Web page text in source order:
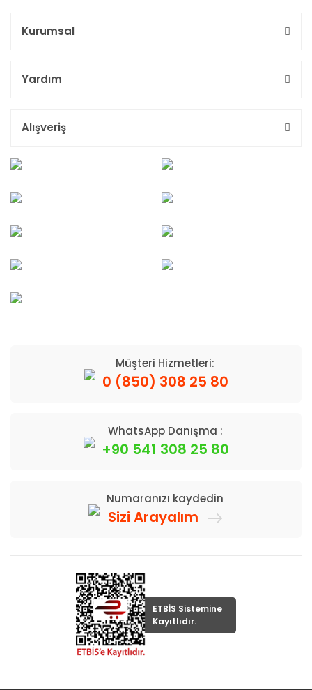
Kurumsal
Yardım
Alışveriş
Müşteri Hizmetleri:
0 (850) 308 25 80
WhatsApp Danışma :
+90 541 308 25 80
Numaranızı kaydedin
Sizi Arayalım
ETBİS Sistemine
Kayıtlıdır.